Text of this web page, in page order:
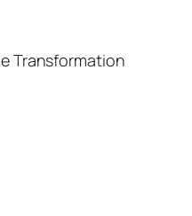
Transformation